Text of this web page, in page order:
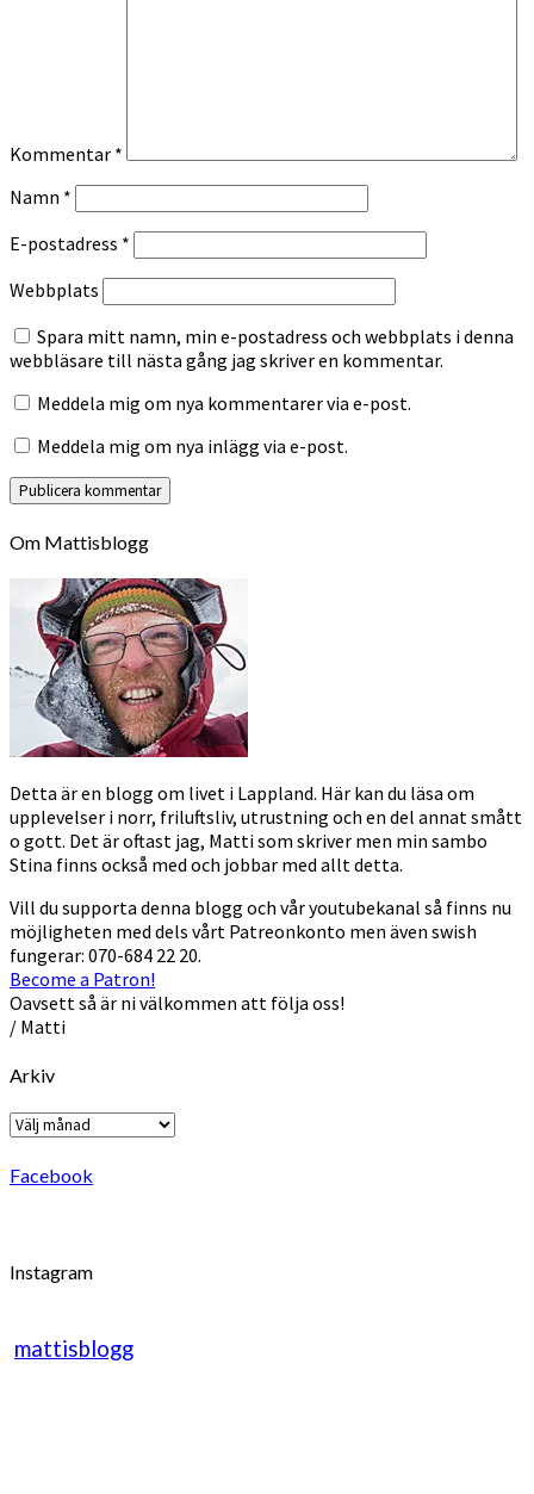
Kommentar *
Namn *
E-postadress *
Webbplats
Spara mitt namn, min e-postadress och webbplats i denna
webbläsare till nästa gång jag skriver en kommentar.
Meddela mig om nya kommentarer via e-post.
Meddela mig om nya inlägg via e-post.
Om Mattisblogg
Detta är en blogg om livet i Lappland. Här kan du läsa om
upplevelser i norr, friluftsliv, utrustning och en del annat smått
o gott. Det är oftast jag, Matti som skriver men min sambo
Stina finns också med och jobbar med allt detta.
Vill du supporta denna blogg och vår youtubekanal så finns nu
möjligheten med dels vårt Patreonkonto men även swish
fungerar: 070-684 22 20.
Become a Patron!
Oavsett så är ni välkommen att följa oss!
/ Matti
Arkiv
Arkiv
Facebook
Instagram
mattisblogg